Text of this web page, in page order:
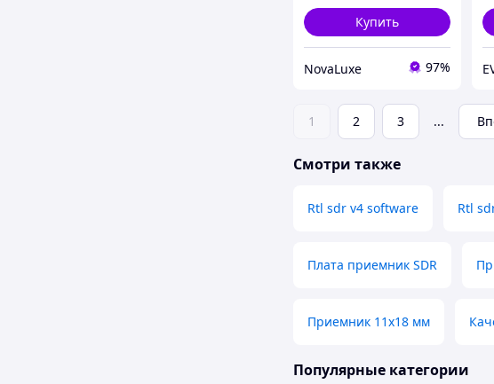
Купить
NovaLuxe 97%
1 2 3 ...
Смотри также
Rtl sdr v4 software Rtl
Плата приемник SDR
Приемник 11х18 мм
Популярные категории